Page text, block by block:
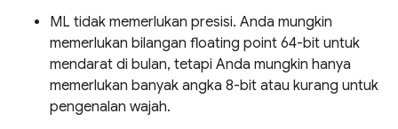
ML tidak memerlukan presisi. Anda mungkin
memerlukan bilangan floating point 64-bit untuk
mendarat di bulan, tetapi Anda mungkin hanya
memerlukan banyak angka 8-bit atau kurang untuk
pengenalan wajah.